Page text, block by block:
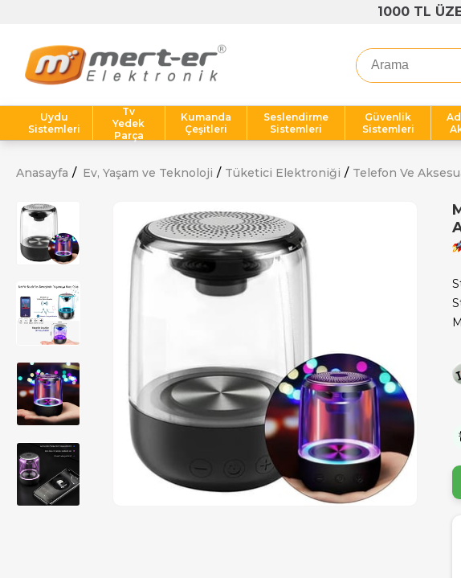
1000 TL
Uydu
Sistemleri
Tv
Yedek
Parça
Kumanda
Çeşitleri
Seslendirme
Sistemleri
Güvenlik
Sistemleri
Anasayfa Ev, Yaşam ve Teknoloji Tüketici Elektroniği Telefon Ve